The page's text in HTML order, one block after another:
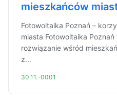
mieszkańców
Fotowoltaika Poznań –
miasta Fotowoltaika
rozwiązanie wśród
z...
30.11.-0001